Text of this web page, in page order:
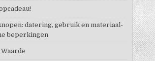
datering, gebruik en materiaal-
beperkingen